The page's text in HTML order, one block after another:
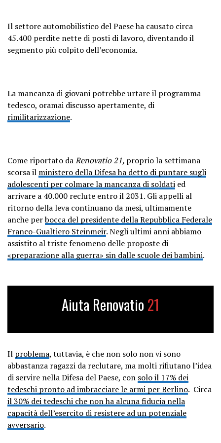
Il settore automobilistico del Paese ha causato circa
45.400 perdite nette di posti di lavoro, diventando il
segmento più colpito dell’economia.
La mancanza di giovani potrebbe urtare il programma
tedesco, oramai discusso apertamente, di
rimilitarizzazione.
Come riportato daRenovatio 21, proprio la settimana
scorsa il ministero della Difesa ha detto di puntare sugli
adolescenti per colmare la mancanza di soldati ed
arrivare a 40.000 reclute entro il 2031. Gli appelli al
ritorno della leva continuano da mesi, ultimamente
anche perbocca del presidente della Repubblica Federale
Franco-Gualtiero Steinmeir. Negli ultimi anni abbiamo
assistito al triste fenomeno delle proposte di
«preparazione alla guerra» sin dalle scuole dei bambini.
Aiuta Renovatio 21
Il problema, tuttavia, è che non solo non vi sono
abbastanza ragazzi da reclutare, ma molti rifiutano l’idea
di servire nella Difesa del Paese, con solo il 17% dei
tedeschi pronto ad imbracciare le armi per Berlino. Circa
il 30% dei tedeschi che non ha alcuna fiducia nella
capacità dell’esercito di resistere ad un potenziale
avversario.